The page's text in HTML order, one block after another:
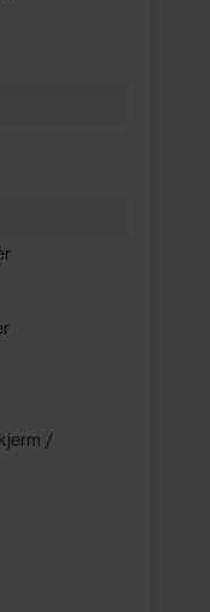
/